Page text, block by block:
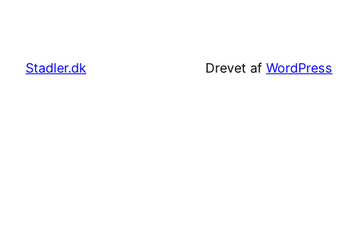
Stadler.dk Drevet af WordPress